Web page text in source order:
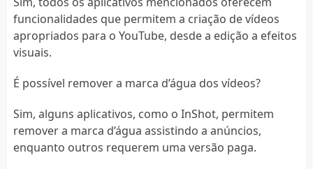
funcionalidades que permitem a criação de vídeos
apropriados para o YouTube, desde a edição a efeitos
visuais.
É possível remover a marca d’água dos vídeos?
Sim, alguns aplicativos, como o InShot, permitem
remover a marca d’água assistindo a anúncios,
enquanto outros requerem uma versão paga.